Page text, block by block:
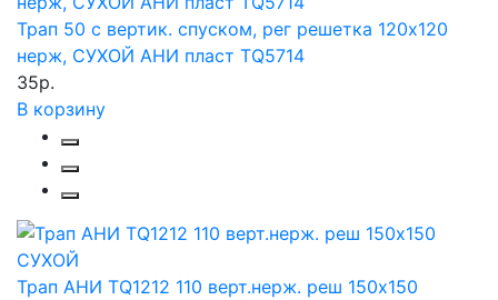
Трап 50 с вертик. спуском, рег решетка 120х120
нерж, СУХОЙ АНИ пласт TQ5714
35р.
В корзину
Трап АНИ TQ1212 110 верт.нерж. реш 150х150